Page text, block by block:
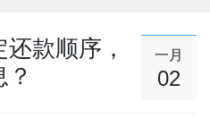
款顺序，
一月
02